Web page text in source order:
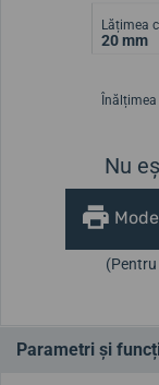
Lățimea
20 mm
Nu
Parametri și